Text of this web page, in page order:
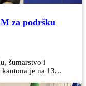
za podršku
šumarstvo i
je na 13...